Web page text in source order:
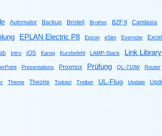
Automator Backup Bristell Brother BZF II Camtasia
EPLAN Electric P8 Epson eSim Evernote Excel
Intro iOS Karoq Kurzbefehl LAMP-Stack Link Library
Presentations Proxmox Prüfung QL-710W Router
Theme Theorie Todoist Treiber UL-Flug Update